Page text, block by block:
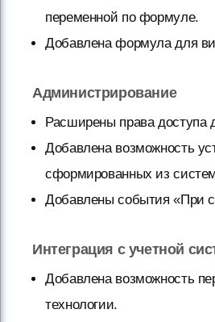
переменной по формуле.
Добавлена формула для
Администрирование
Расширены права доступа
Добавлена возможность
сформированных из
Добавлены события «При
Интеграция с учетной
Добавлена возможность
технологии.